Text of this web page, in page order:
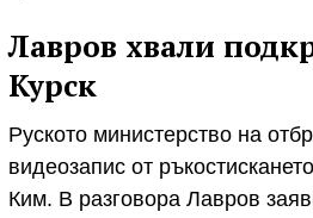
Лавров хвали
Курск
Руското министерство на
видеозапис от
Ким. В разговора Лавров